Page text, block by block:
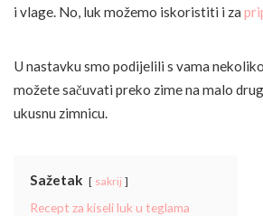
i vlage. No, luk možemo iskoristiti i za
U nastavku smo podijelili s vama
možete sačuvati preko zime na malo
ukusnu zimnicu.
Sažetak sakrij
Recept za kiseli luk u teglama